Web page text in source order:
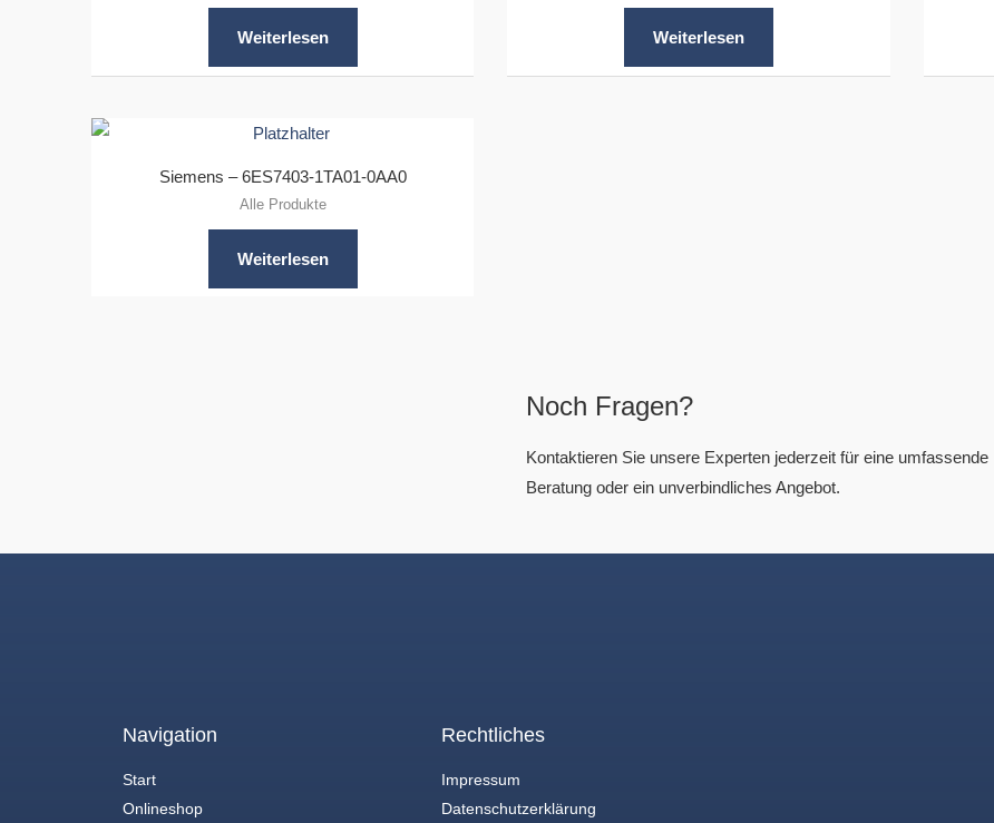
Weiterlesen Weiterlesen
Siemens – 6ES7403-1TA01-0AA0
Alle Produkte
Weiterlesen
Noch Fragen?
Kontaktieren Sie unsere Experten jederzeit für eine umfassende
Beratung oder ein unverbindliches Angebot.
Navigation
Start
Onlineshop
Rechtliches
Impressum
Datenschutzerklärung